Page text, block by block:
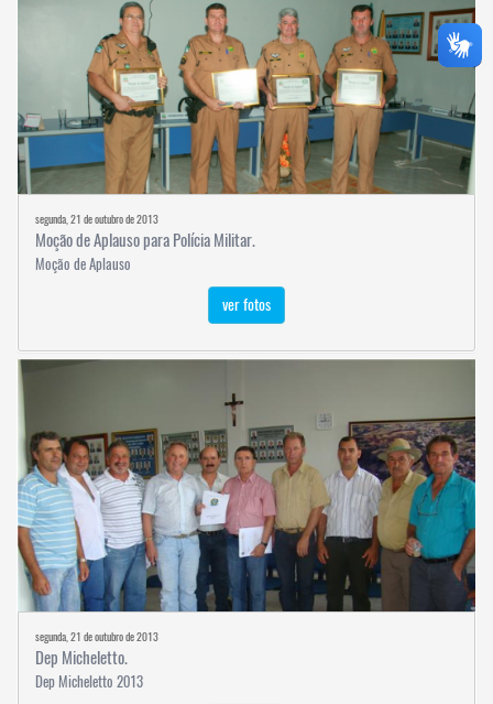
segunda, 21 de outubro de 2013
Moção de Aplauso para Polícia Militar.
Moção de Aplauso
ver fotos
segunda, 21 de outubro de 2013
Dep Micheletto.
Dep Micheletto 2013